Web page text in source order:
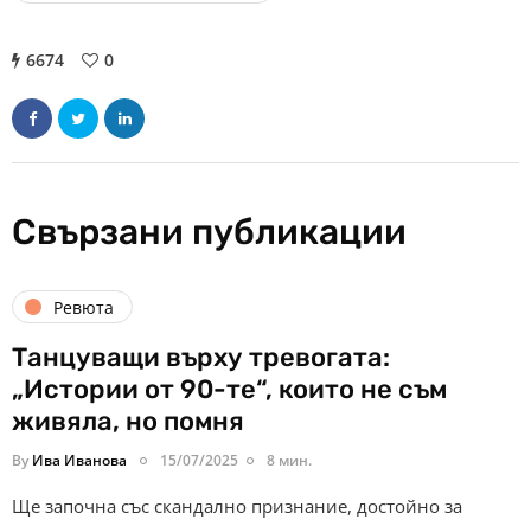
6674 0
Свързани публикации
Ревюта
Танцуващи върху тревогата:
„Истории от 90-те“, които не съм
живяла, но помня
By Ива Иванова 15/07/2025 8 мин.
Ще започна със скандално признание, достойно за